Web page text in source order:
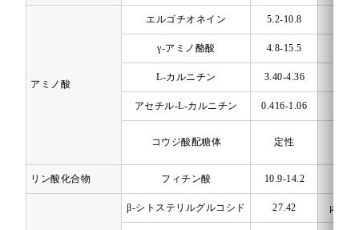
アミノ酸
エルゴチオネイン 5.2-10.8
γ-アミノ酪酸 4.8-15.5
L-カルニチン 3.40-4.36
アセチル-L-カルニチン 0.416-1.06
コウジ酸配糖体 定性
リン酸化合物 フィチン酸 10.9-14.2
β-シトステリルグルコシド 27.42 µmol/